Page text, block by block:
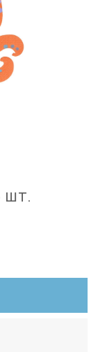
шт.